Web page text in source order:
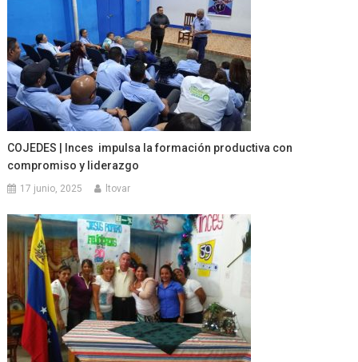
COJEDES | Inces impulsa la formación productiva con
compromiso y liderazgo
17 junio, 2025 ltovar